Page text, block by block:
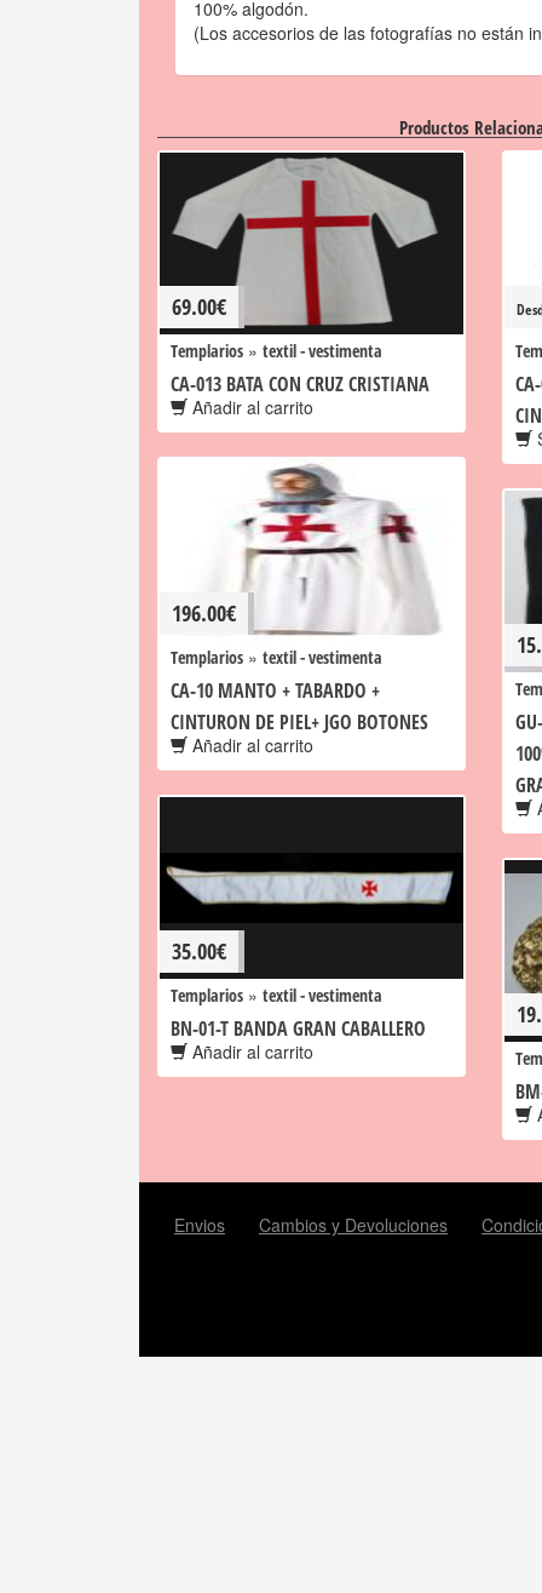
100% algodón.
(Los accesorios de las fotografías no están
Productos
69.00€
Templarios » textil - vestimenta
CA-013 BATA CON CRUZ CRISTIANA
Añadir al carrito
196.00€
Templarios » textil - vestimenta
CA-10 MANTO + TABARDO +
CINTURON DE PIEL+ JGO BOTONES
Añadir al carrito
35.00€
Templarios » textil - vestimenta
BN-01-T BANDA GRAN CABALLERO
Añadir al carrito
Envios Cambios y Devoluciones